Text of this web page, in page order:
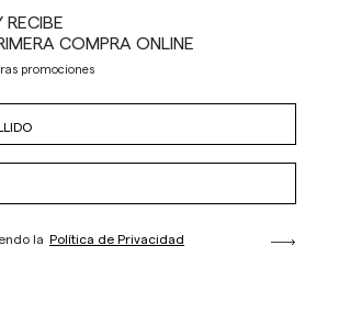
RECIBE
COMPRA ONLINE
promociones
la Política de Privacidad